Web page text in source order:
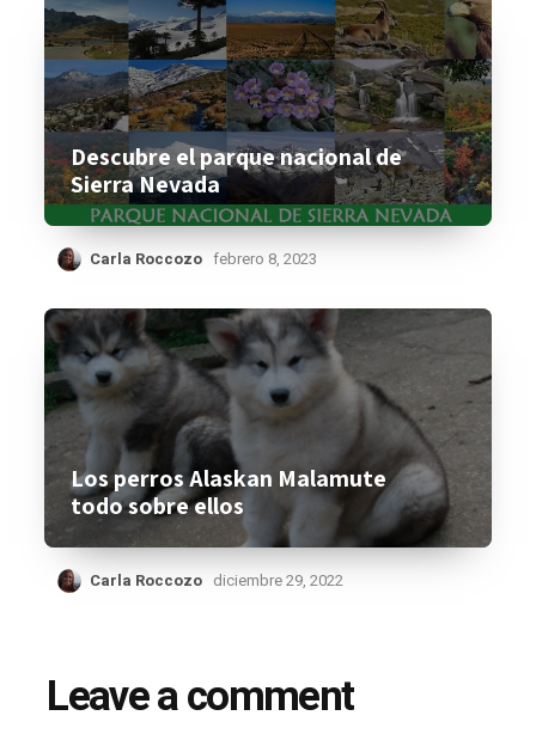
Descubre el parque nacional de
Sierra Nevada
Carla Roccozo febrero 8, 2023
Los perros Alaskan Malamute
todo sobre ellos
Carla Roccozo diciembre 29, 2022
Leave a comment